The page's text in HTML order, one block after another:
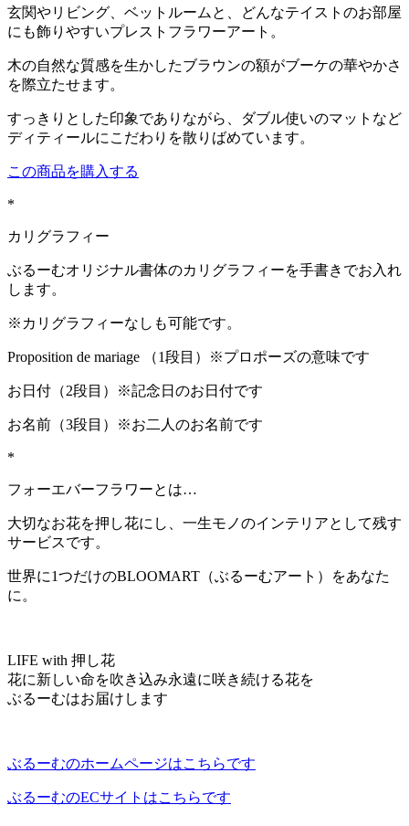
玄関やリビング、ベットルームと、どんなテイストのお部屋
にも飾りやすいプレストフラワーアート。
木の自然な質感を生かしたブラウンの額がブーケの華やかさ
を際立たせます。
すっきりとした印象でありながら、ダブル使いのマットなど
ディティールにこだわりを散りばめています。
この商品を購入する
*
カリグラフィー
ぶるーむオリジナル書体のカリグラフィーを手書きでお入れ
します。
※カリグラフィーなしも可能です。
Proposition de mariage （1段目）※プロポーズの意味です
お日付（2段目）※記念日のお日付です
お名前（3段目）※お二人のお名前です
*
フォーエバーフラワーとは…
大切なお花を押し花にし、一生モノのインテリアとして残す
サービスです。
世界に1つだけのBLOOMART（ぶるーむアート）をあなた
に。
LIFE with 押し花
花に新しい命を吹き込み永遠に咲き続ける花を
ぶるーむはお届けします
ぶるーむのホームページはこちらです
ぶるーむのECサイトはこちらです